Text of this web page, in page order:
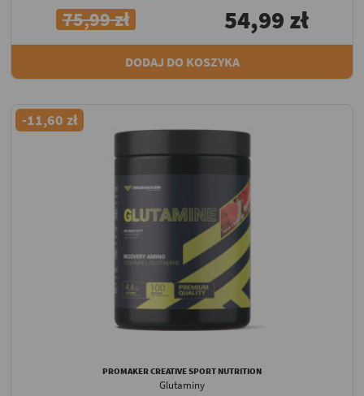
75,99 zł 54,99 zł
DODAJ DO KOSZYKA
-11,60 zł
PROMAKER CREATIVE SPORT NUTRITION
Glutaminy